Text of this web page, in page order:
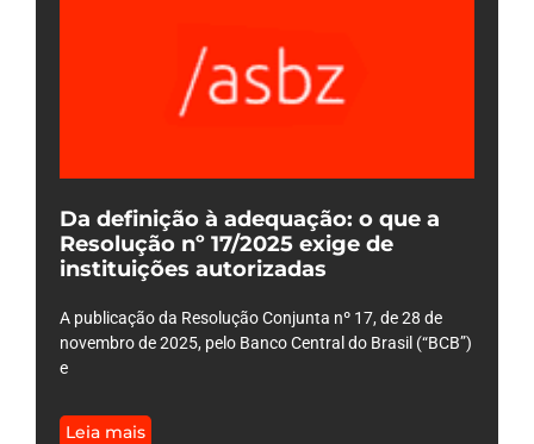
Da definição à adequação: o que a
Resolução nº 17/2025 exige de
instituições autorizadas
A publicação da Resolução Conjunta nº 17, de 28 de
novembro de 2025, pelo Banco Central do Brasil (“BCB”)
e
Leia mais